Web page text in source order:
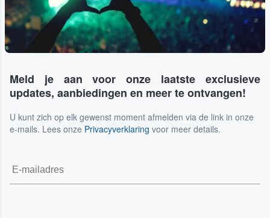
Meld je aan voor onze laatste exclusieve
updates, aanbiedingen en meer te ontvangen!
U kunt zich op elk gewenst moment afmelden via de link in onze
e-mails. Lees onze Privacyverklaring voor meer details.